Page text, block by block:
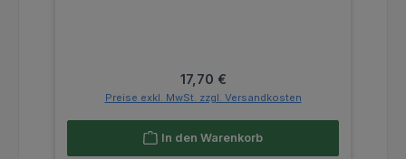
Regulärer Preis:
17,70 €
Preise exkl. MwSt. zzgl. Versandkosten
In den Warenkorb